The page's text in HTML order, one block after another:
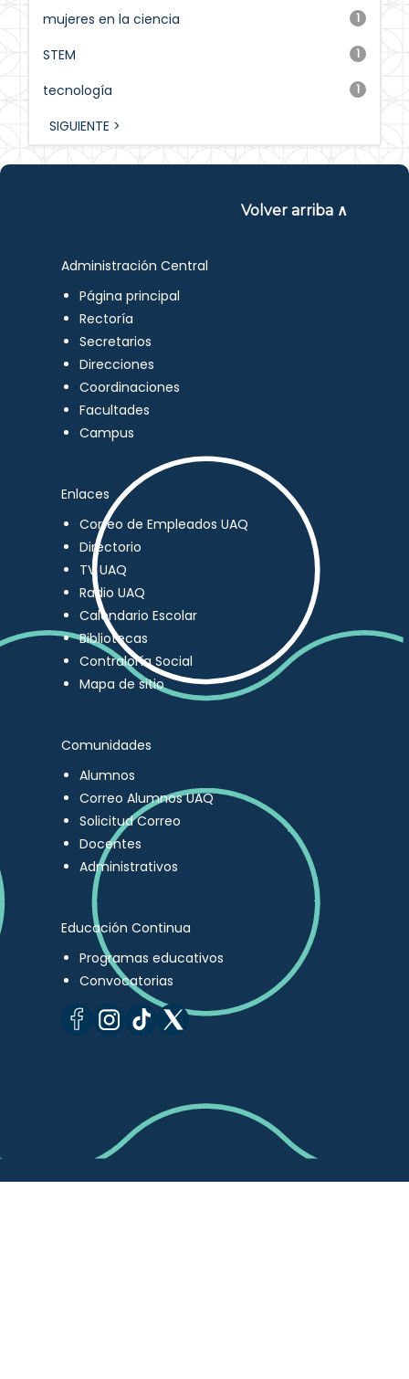
1
mujeres en la ciencia
1
STEM
1
tecnología
SIGUIENTE >
Volver arriba ∧
Administración Central
Página principal
Rectoría
Secretarios
Direcciones
Coordinaciones
Facultades
Campus
Enlaces
Correo de Empleados UAQ
Directorio
TV UAQ
Radio UAQ
Calendario Escolar
Bibliotecas
Contraloría Social
Mapa de sitio
Comunidades
Alumnos
Correo Alumnos UAQ
Solicitud Correo
Docentes
Administrativos
Educación Continua
Programas educativos
Convocatorias